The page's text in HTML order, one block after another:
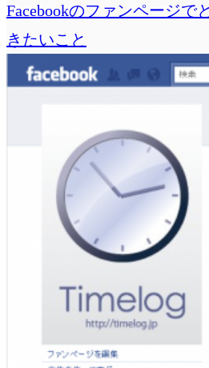
Facebookのファンページで
きたいこと